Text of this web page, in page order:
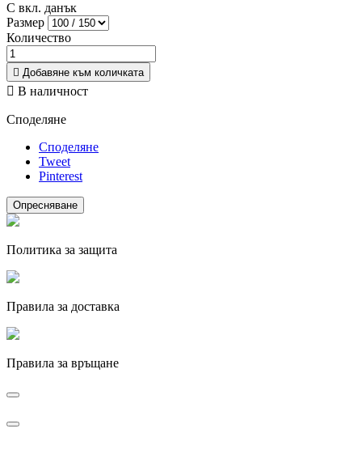
С вкл. данък
Размер
Количество
 Добавяне към количката
 В наличност
Споделяне
Споделяне
Tweet
Pinterest
Политика за защита
Правила за доставка
Правила за връщане